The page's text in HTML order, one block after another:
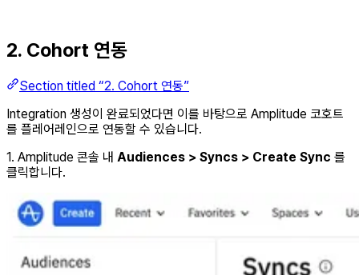
2. Cohort 연동
Section titled “2. Cohort 연동”
Integration 생성이 완료되었다면 이를 바탕으로 Amplitude 코호트
를 플레어레인으로 연동할 수 있습니다.
1. Amplitude 콘솔 내 Audiences > Syncs > Create Sync 를
클릭합니다.